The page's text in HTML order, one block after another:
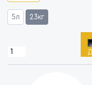
5л 23кг